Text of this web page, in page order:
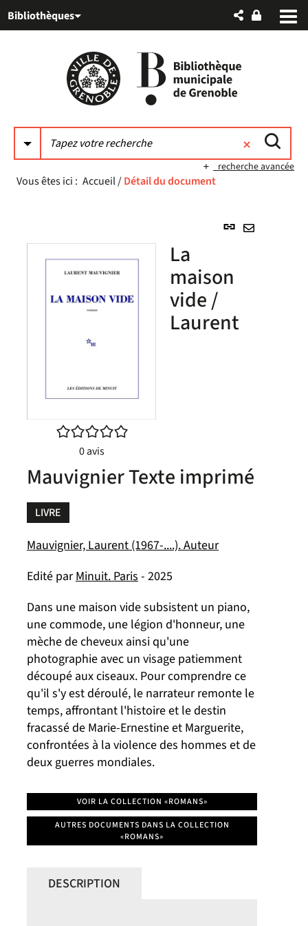
au
auBibliothèques
recherche avancée
Vous êtes ici : Accueil/Détail du document
Lien
/5
0avis
La
maison
vide /
Laurent
Mauvignier Texte imprimé
LIVRE
Mauvignier, Laurent (1967-....). Auteur
Edité parMinuit. Paris- 2025
Dans une maison vide subsistent un piano,
une commode, une légion d'honneur, une
mèche de cheveux ainsi qu'une
photographie avec un visage patiemment
découpé aux ciseaux. Pour comprendre ce
qu'il s'y est déroulé, le narrateur remonte le
temps, affrontant l'histoire et le destin
fracassé de Marie-Ernestine et Marguerite,
confrontées à la violence des hommes et de
deux guerres mondiales.
VOIR LA COLLECTION «ROMANS»
AUTRES DOCUMENTS DANS LA COLLECTION
«ROMANS»
DESCRIPTION